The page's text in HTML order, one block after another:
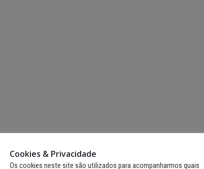
Cookies & Privacidade
Os cookies neste site são utilizados para acompanharmos quais